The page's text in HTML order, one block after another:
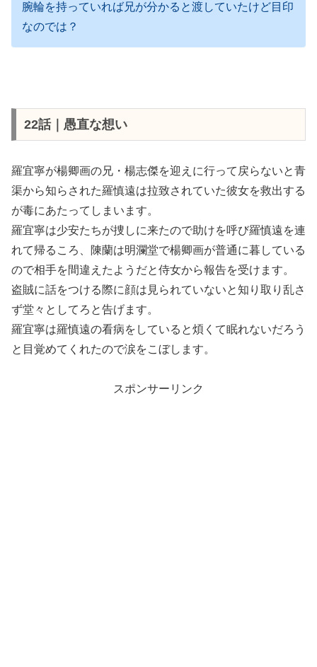
腕輪を持っていれば兄が分かると渡していたけど目印
なのでは？
22話｜愚直な想い
羅宜寧が楊卿画の兄・楊志傑を迎えに行って戻らないと青
渠から知らされた羅慎遠は拉致されていた彼女を救出する
が毒にあたってしまいます。
羅宜寧は少安たちが捜しに来たので助けを呼び羅慎遠を連
れて帰るころ、陳蘭は明瀾堂で楊卿画が普通に暮している
ので相手を間違えたようだと侍女から報告を受けます。
盗賊に話をつける際に顔は見られていないと知り取り乱さ
ず堂々としてろと告げます。
羅宜寧は羅慎遠の看病をしていると煩くて眠れないだろう
と目覚めてくれたので涙をこぼします。
スポンサーリンク